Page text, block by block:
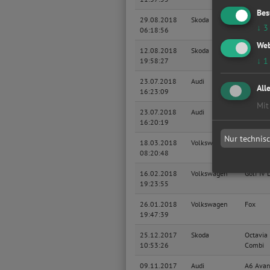
29.08.2018
06:18:56
Skoda
Octavia
Combi
12.08.2018
19:58:27
Skoda
Octavia
Combi
23.07.2018
16:23:09
Audi A3
23.07.2018
16:20:19
Audi
18.03.2018
08:20:48
Volkswagen Golf IV
16.02.2018
19:23:55
Volkswagen Golf IV
26.01.2018
19:47:39
Volkswagen Fox
25.12.2017
10:53:26
Skoda
Octavia
Combi
09.11.2017
Audi A6
↓ 3
↓ 1
Nur